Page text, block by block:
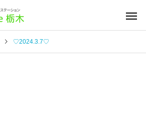
♡2024.3.7♡